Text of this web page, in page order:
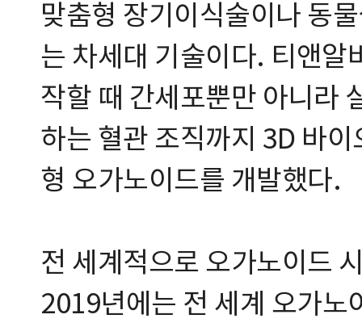
맞춤형 장기이식술이나 동
는 차세대 기술이다. 티앤알
작할 때 간세포뿐만 아니라
하는 혈관 조직까지 3D 바
형 오가노이드를 개발했다.
전 세계적으로 오가노이드
2019년에는 전 세계 오가노